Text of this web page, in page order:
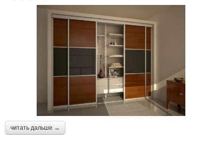
читать дальше →